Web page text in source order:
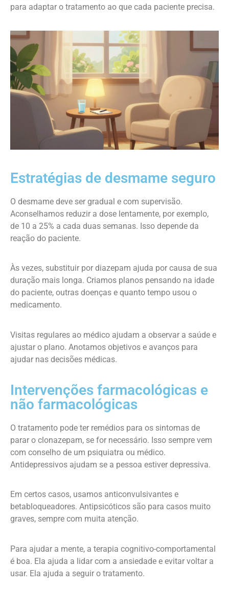
para adaptar o tratamento ao que cada paciente precisa.
Estratégias de desmame seguro
O desmame deve ser gradual e com supervisão.
Aconselhamos reduzir a dose lentamente, por exemplo,
de 10 a 25% a cada duas semanas. Isso depende da
reação do paciente.
Às vezes, substituir por diazepam ajuda por causa de sua
duração mais longa. Criamos planos pensando na idade
do paciente, outras doenças e quanto tempo usou o
medicamento.
Visitas regulares ao médico ajudam a observar a saúde e
ajustar o plano. Anotamos objetivos e avanços para
ajudar nas decisões médicas.
Intervenções farmacológicas e
não farmacológicas
O tratamento pode ter remédios para os sintomas de
parar o clonazepam, se for necessário. Isso sempre vem
com conselho de um psiquiatra ou médico.
Antidepressivos ajudam se a pessoa estiver depressiva.
Em certos casos, usamos anticonvulsivantes e
betabloqueadores. Antipsicóticos são para casos muito
graves, sempre com muita atenção.
Para ajudar a mente, a terapia cognitivo-comportamental
é boa. Ela ajuda a lidar com a ansiedade e evitar voltar a
usar. Ela ajuda a seguir o tratamento.